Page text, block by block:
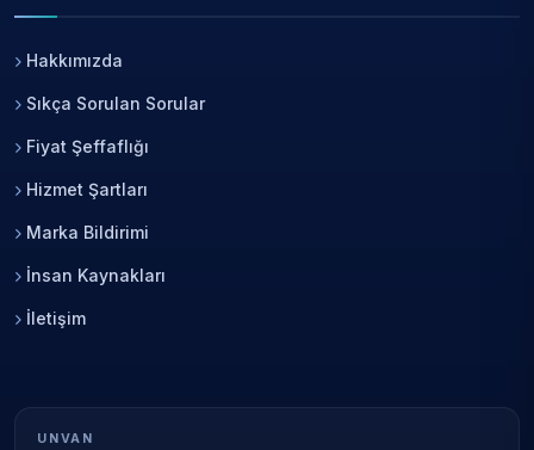
Hakkımızda
Sıkça Sorulan Sorular
Fiyat Şeffaflığı
Hizmet Şartları
Marka Bildirimi
İnsan Kaynakları
İletişim
UNVAN